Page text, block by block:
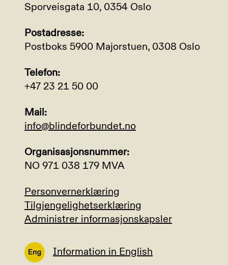
Sporveisgata 10, 0354 Oslo
Postadresse:
Postboks 5900 Majorstuen, 0308 Oslo
Telefon:
+47 23 21 50 00
Mail:
info@blindeforbundet.no
Organisasjonsnummer:
NO 971 038 179 MVA
Personvernerklæring
Tilgjengelighetserklæring
Administrer informasjonskapsler
Information in English